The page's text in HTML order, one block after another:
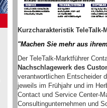
Kurzcharakteristik TeleTalk-
"Machen Sie mehr aus
Der TeleTalk-Marktführer
Nachschlagewerk des
verantwortlichen Entscheider
jeweils im Frühjahr und im
Contact und Service Center-
Consultingunternehmen und